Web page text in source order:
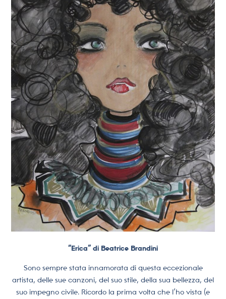
“Erica” di Beatrice Brandini
Sono sempre stata innamorata di questa eccezionale
artista, delle sue canzoni, del suo stile, della sua bellezza, del
suo impegno civile. Ricordo la prima volta che l’ho vista (e